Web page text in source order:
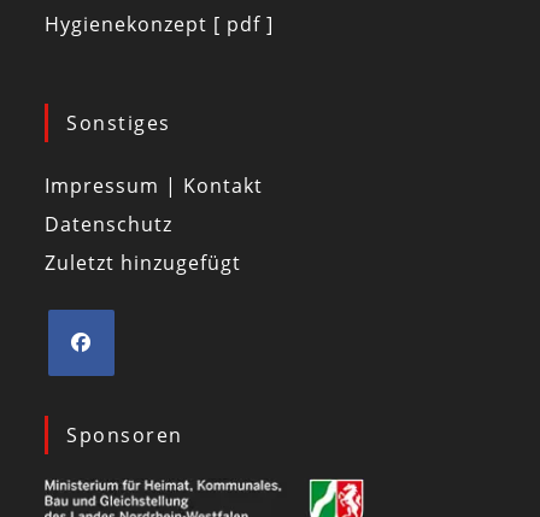
Hygienekonzept [ pdf ]
Sonstiges
Impressum | Kontakt
Datenschutz
Zuletzt hinzugefügt
Sponsoren